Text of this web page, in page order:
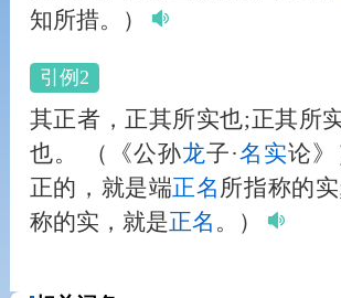
知所措。）
引例2
其正者，正其所实也;正其所
也。
（《公孙龙子·名实论》
正的，就是端正名 所指称的
称的实，就是正名 。）